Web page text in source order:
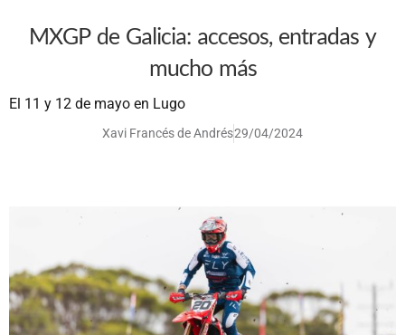
MXGP de Galicia: accesos, entradas y
mucho más
El 11 y 12 de mayo en Lugo
Xavi Francés de Andrés29/04/2024